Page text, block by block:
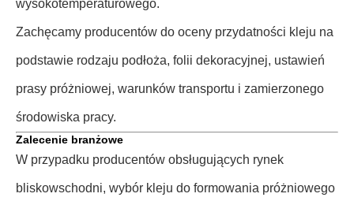
wysokotemperaturowego.
Zachęcamy producentów do oceny przydatności kleju na
podstawie rodzaju podłoża, folii dekoracyjnej, ustawień
prasy próżniowej, warunków transportu i zamierzonego
środowiska pracy.
Zalecenie branżowe
W przypadku producentów obsługujących rynek
bliskowschodni, wybór kleju do formowania próżniowego